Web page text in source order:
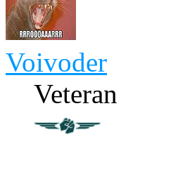
Voivoder
Veteran